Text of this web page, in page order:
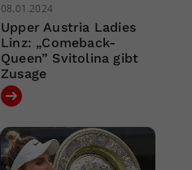
08.01.2024
Upper Austria Ladies
Linz: „Comeback-
Queen” Svitolina gibt
Zusage